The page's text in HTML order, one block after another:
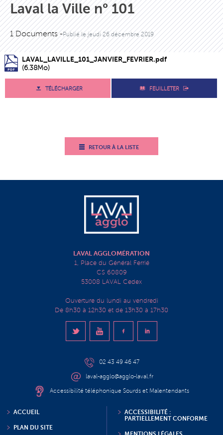
Laval la Ville n° 101
1 Documents -Publié lejeudi 26 décembre 2019
LAVAL_LAVILLE_101_JANVIER_FEVRIER.pdf
(6.38Mo)
TÉLÉCHARGER FEUILLETER
RETOUR À LA LISTE
LAVAL AGGLOMÉRATION
1, Place du Général Ferrié
CS 60809
53008 LAVAL Cedex
Ouverture du lundi au vendredi
De 8h30 à 12h30 et de 13h30 à 17h30
02 43 49 46 47
laval-agglo@agglo-laval.fr
Accessibilité téléphonique Sourds et Malentendants
ACCUEIL
PLAN DU SITE
ACCESSIBILITÉ :
PARTIELLEMENT CONFORME